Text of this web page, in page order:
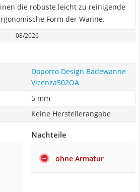
die robuste leicht zu reinigende
Form der Wanne.
08/2026
Doporro Design Badewanne
Vicenza502OA
5 mm
Keine Herstellerangabe
Nachteile
ohne Armatur